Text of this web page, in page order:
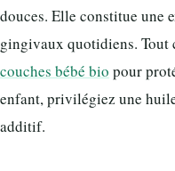
douces. Elle constitue une
gingivaux quotidiens. Tout
couches bébé bio pour
enfant, privilégiez une
additif.